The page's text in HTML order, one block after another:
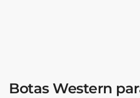
Botas Western